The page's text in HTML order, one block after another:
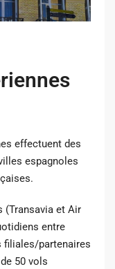
effectuent des
espagnoles
(Transavia et Air
entre
filiales/partenaires
50 vols